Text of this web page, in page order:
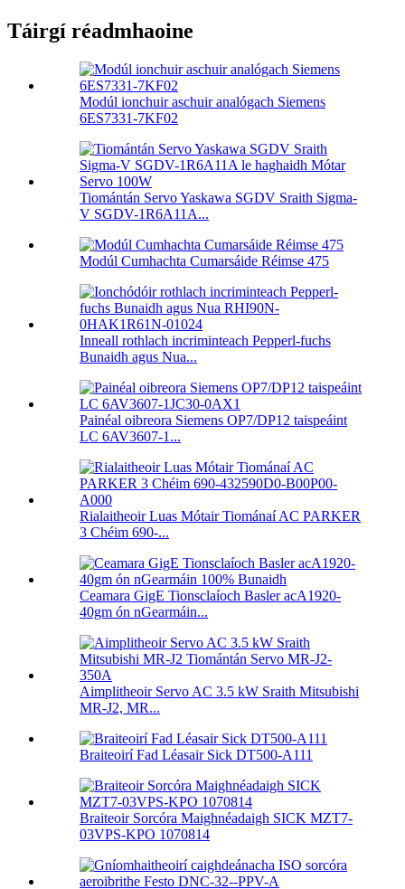
Táirgí réadmhaoine
Modúl ionchuir aschuir analógach Siemens
6ES7331-7KF02
Tiomántán Servo Yaskawa SGDV Sraith Sigma-
V SGDV-1R6A11A...
Modúl Cumhachta Cumarsáide Réimse 475
Inneall rothlach incriminteach Pepperl-fuchs
Bunaidh agus Nua...
Painéal oibreora Siemens OP7/DP12 taispeáint
LC 6AV3607-1...
Rialaitheoir Luas Mótair Tiománaí AC PARKER
3 Chéim 690-...
Ceamara GigE Tionsclaíoch Basler acA1920-
40gm ón nGearmáin...
Aimplitheoir Servo AC 3.5 kW Sraith Mitsubishi
MR-J2, MR...
Braiteoirí Fad Léasair Sick DT500-A111
Braiteoir Sorcóra Maighnéadaigh SICK MZT7-
03VPS-KPO 1070814